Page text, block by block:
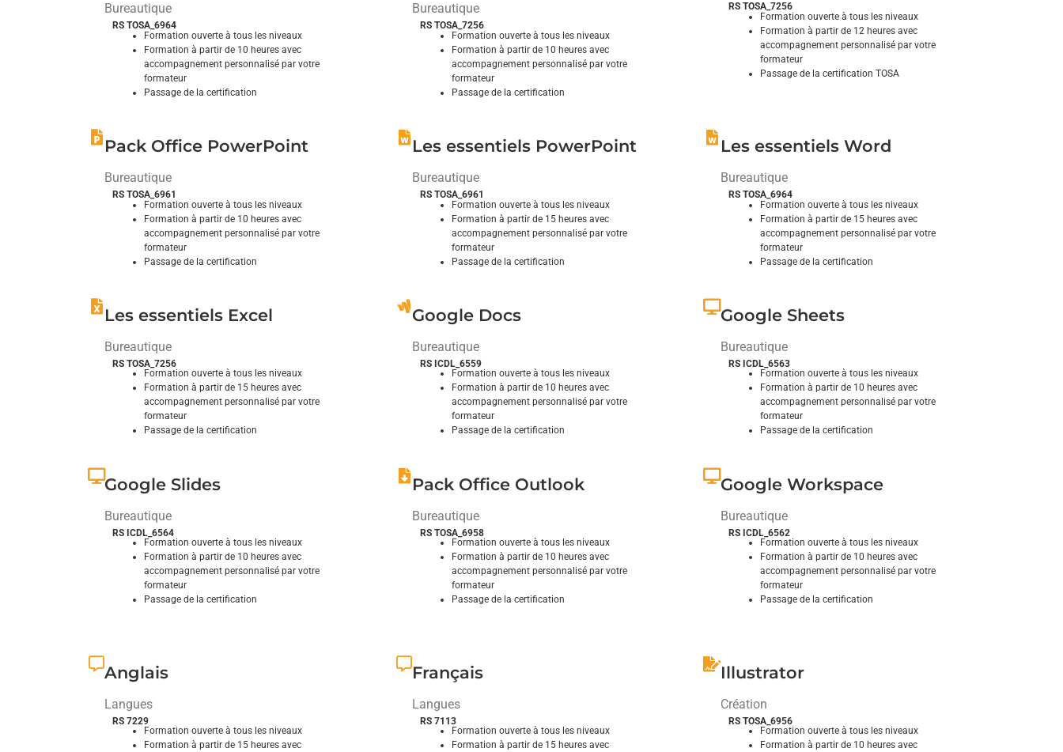
Bureautique
RS TOSA_6964
Formation ouverte à tous les niveaux
Formation à partir de 10 heures avec
accompagnement personnalisé par votre
formateur
Passage de la certification
Bureautique
RS TOSA_7256
Formation ouverte à tous les niveaux
Formation à partir de 10 heures avec
accompagnement personnalisé par votre
formateur
Passage de la certification
RS TOSA_7256
Formation ouverte à tous les niveaux
Formation à partir de 12 heures avec
accompagnement personnalisé par votre
formateur
Passage de la certification TOSA
Pack Office PowerPoint
Bureautique
RS TOSA_6961
Formation ouverte à tous les niveaux
Formation à partir de 10 heures avec
accompagnement personnalisé par votre
formateur
Passage de la certification
Les essentiels PowerPoint
Bureautique
RS TOSA_6961
Formation ouverte à tous les niveaux
Formation à partir de 15 heures avec
accompagnement personnalisé par votre
formateur
Passage de la certification
Les essentiels Word
Bureautique
RS TOSA_6964
Formation ouverte à tous les niveaux
Formation à partir de 15 heures avec
accompagnement personnalisé par votre
formateur
Passage de la certification
Les essentiels Excel
Bureautique
RS TOSA_7256
Formation ouverte à tous les niveaux
Formation à partir de 15 heures avec
accompagnement personnalisé par votre
formateur
Passage de la certification
Google Docs
Bureautique
RS ICDL_6559
Formation ouverte à tous les niveaux
Formation à partir de 10 heures avec
accompagnement personnalisé par votre
formateur
Passage de la certification
Google Sheets
Bureautique
RS ICDL_6563
Formation ouverte à tous les niveaux
Formation à partir de 10 heures avec
accompagnement personnalisé par votre
formateur
Passage de la certification
Google Slides
Bureautique
RS ICDL_6564
Formation ouverte à tous les niveaux
Formation à partir de 10 heures avec
accompagnement personnalisé par votre
formateur
Passage de la certification
Pack Office Outlook
Bureautique
RS TOSA_6958
Formation ouverte à tous les niveaux
Formation à partir de 10 heures avec
accompagnement personnalisé par votre
formateur
Passage de la certification
Google Workspace
Bureautique
RS ICDL_6562
Formation ouverte à tous les niveaux
Formation à partir de 10 heures avec
accompagnement personnalisé par votre
formateur
Passage de la certification
Anglais
Langues
RS 7229
Formation ouverte à tous les niveaux
Formation à partir de 15 heures avec
Français
Langues
RS 7113
Formation ouverte à tous les niveaux
Formation à partir de 15 heures avec
Illustrator
Création
RS TOSA_6956
Formation ouverte à tous les niveaux
Formation à partir de 10 heures avec